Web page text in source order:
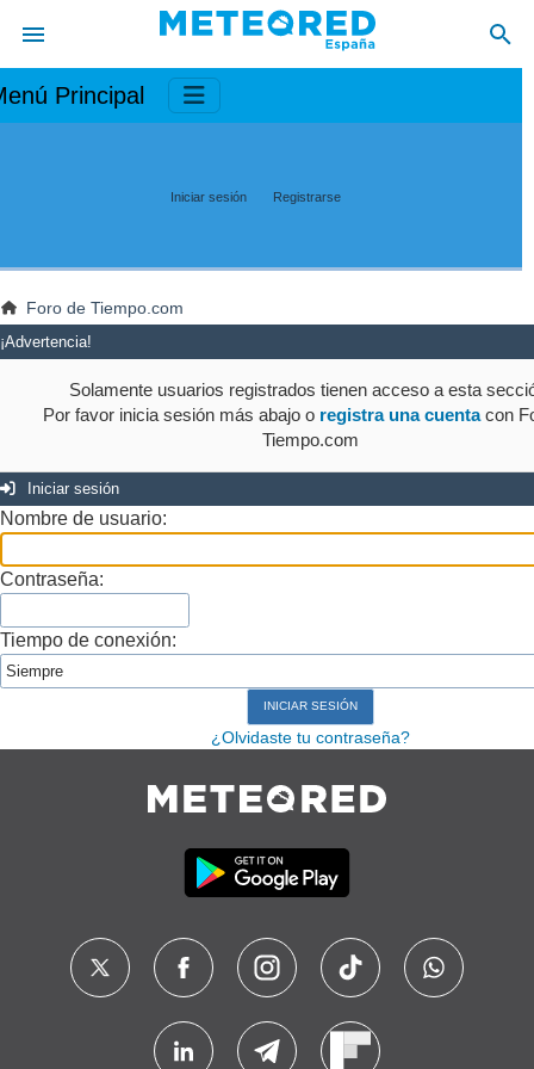
Principal
Iniciar sesión Registrarse
Foro de Tiempo.com
¡Advertencia!
Solamente usuarios registrados tienen acceso a esta
Por favor inicia sesión más abajo o registra una cuentacon
Tiempo.com
Iniciar sesión
Nombre de usuario:
Contraseña:
Tiempo de conexión:
¿Olvidaste tu contraseña?